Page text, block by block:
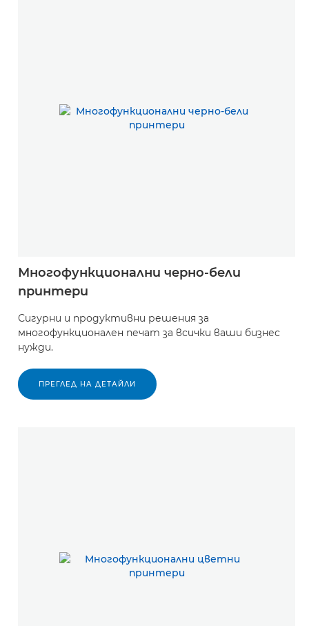
Многофункционални черно-бели
принтери
Сигурни и продуктивни решения за
многофункционален печат за всички ваши бизнес
нужди.
ПРЕГЛЕД НА ДЕТАЙЛИ